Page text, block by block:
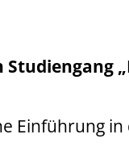
Einführung